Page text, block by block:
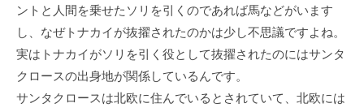
ントと人間を乗せたソリを引くのであれば馬などがいます
し、なぜトナカイが抜擢されたのかは少し不思議ですよね。
実はトナカイがソリを引く役として抜擢されたのにはサンタ
クロースの出身地が関係しているんです。
サンタクロースは北欧に住んでいるとされていて、北欧には